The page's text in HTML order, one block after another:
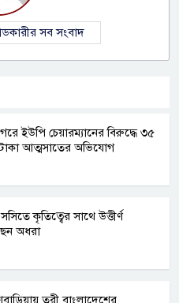
সব সংবাদ
ইউপি চেয়ারম্যানের বিরুদ্ধে ৩৫
আত্মসাতের অভিযোগ
কৃতিত্বের সাথে উত্তীর্ণ
অধরা
তরী বাংলাদেশের